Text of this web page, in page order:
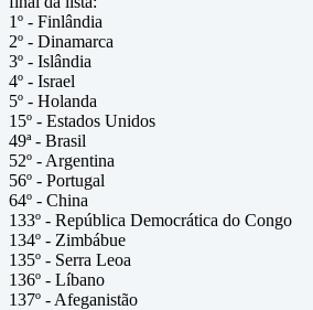
1º - Finlândia
2º - Dinamarca
3º - Islândia
4º - Israel
5º - Holanda
15º - Estados Unidos
49ª - Brasil
52º - Argentina
56º - Portugal
64º - China
133º - República Democrática do Congo
134º - Zimbábue
135º - Serra Leoa
136º - Líbano
137º - Afeganistão